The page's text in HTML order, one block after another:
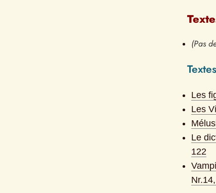
(Pas
Les
Les
Le
122
Nr.14